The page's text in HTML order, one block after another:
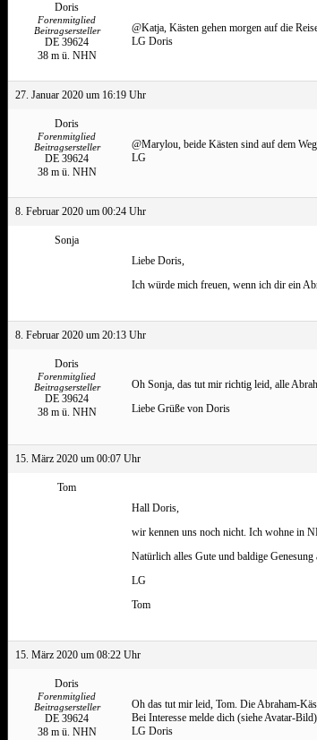
Doris
Forenmitglied
Beitragsersteller
DE 39624
38 m ü. NHN
@Katja, Kästen gehen morgen auf die
LG Doris
27. Januar 2020 um 16:19 Uhr
Doris
Forenmitglied
Beitragsersteller
DE 39624
38 m ü. NHN
@Marylou, beide Kästen sind auf dem
LG
8. Februar 2020 um 00:24 Uhr
Sonja
Liebe Doris,
Ich würde mich freuen, wenn ich dir ein
8. Februar 2020 um 20:13 Uhr
Doris
Forenmitglied
Beitragsersteller
DE 39624
38 m ü. NHN
Oh Sonja, das tut mir richtig leid, alle
Liebe Grüße von Doris
15. März 2020 um 00:07 Uhr
Tom
Hall Doris,
wir kennen uns noch nicht. Ich wohne in
Natürlich alles Gute und baldige
LG
Tom
15. März 2020 um 08:22 Uhr
Doris
Forenmitglied
Beitragsersteller
DE 39624
38 m ü. NHN
Oh das tut mir leid, Tom. Die Abraham-
Bei Interesse melde dich (siehe Avatar-
LG Doris